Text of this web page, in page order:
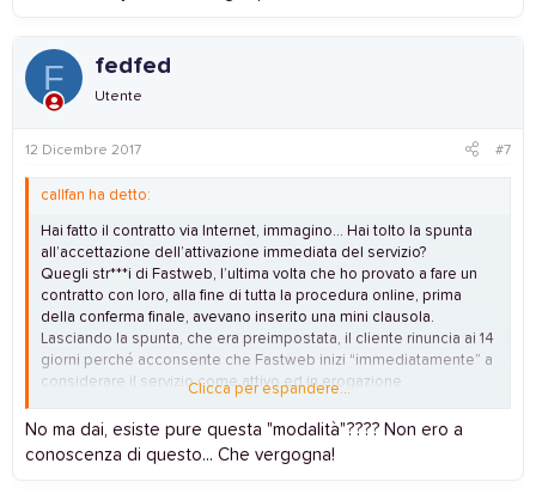
F fedfed
Utente
12 Dicembre 2017 #7
callfan ha detto:
Hai fatto il contratto via Internet, immagino... Hai tolto la spunta
all’accettazione dell’attivazione immediata del servizio?
Quegli str***i di Fastweb, l’ultima volta che ho provato a fare un
contratto con loro, alla fine di tutta la procedura online, prima
della conferma finale, avevano inserito una mini clausola.
Lasciando la spunta, che era preimpostata, il cliente rinuncia ai 14
giorni perché acconsente che Fastweb inizi “immediatamente” a
considerare il servizio come attivo ed in erogazione.
hai tolto quella spunta?
Clicca per espandere...
No ma dai, esiste pure questa "modalità"???? Non ero a
conoscenza di questo... Che vergogna!